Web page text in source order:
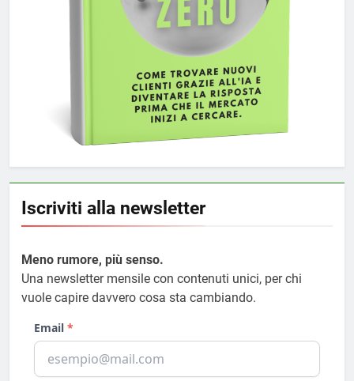
Iscriviti alla newsletter
Meno rumore, più senso.
Una newsletter mensile con contenuti unici, per chi
vuole capire davvero cosa sta cambiando.